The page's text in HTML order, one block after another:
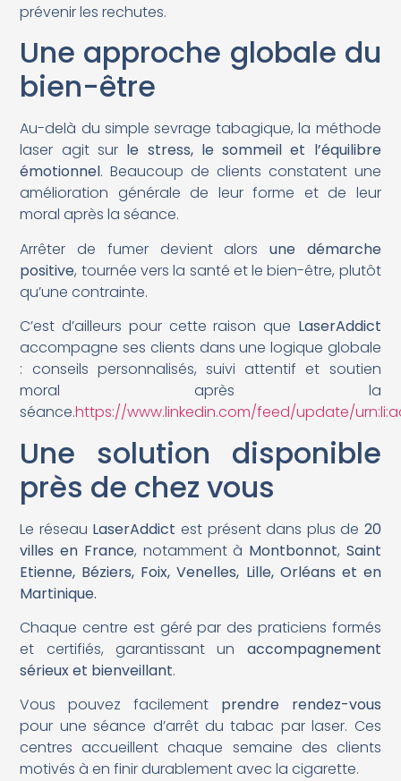
prévenir les rechutes.
Une approche globale du
bien-être
Au-delà du simple sevrage tabagique, la méthode
laser agit sur le stress, le sommeil et l’équilibre
émotionnel. Beaucoup de clients constatent une
amélioration générale de leur forme et de leur
moral après la séance.
Arrêter de fumer devient alors une démarche
positive, tournée vers la santé et le bien-être, plutôt
qu’une contrainte.
C’est d’ailleurs pour cette raison que LaserAddict
accompagne ses clients dans une logique globale
: conseils personnalisés, suivi attentif et soutien
moral après la
séance.https://www.linkedin.com/feed/update/
Une solution disponible
près de chez vous
Le réseau LaserAddict est présent dans plus de 20
villes en France, notamment à Montbonnot, Saint
Etienne, Béziers, Foix, Venelles, Lille, Orléans et en
Martinique.
Chaque centre est géré par des praticiens formés
et certifiés, garantissant un accompagnement
sérieux et bienveillant.
Vous pouvez facilement prendre rendez-vous
pour une séance d’arrêt du tabac par laser. Ces
centres accueillent chaque semaine des clients
motivés à en finir durablement avec la cigarette.